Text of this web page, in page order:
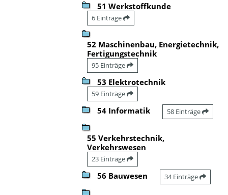
51 Werkstoffkunde
6 Einträge
52 Maschinenbau, Energietechnik,
Fertigungstechnik
95 Einträge
53 Elektrotechnik
59 Einträge
54 Informatik 58 Einträge
55 Verkehrstechnik,
Verkehrswesen
23 Einträge
56 Bauwesen 34 Einträge